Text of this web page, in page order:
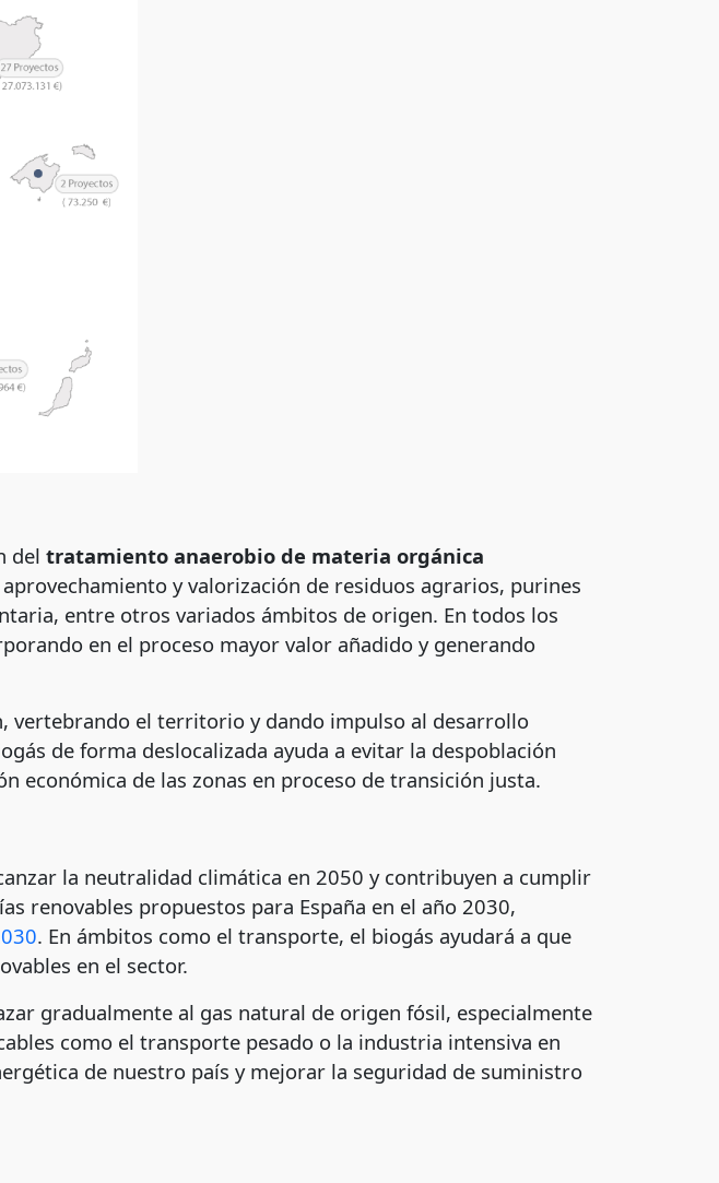
del tratamiento anaerobio de materia orgánica
y valorización de residuos agrarios, purines
entre otros variados ámbitos de origen. En todos los
en el proceso mayor valor añadido y generando
vertebrando el territorio y dando impulso al desarrollo
de forma deslocalizada ayuda a evitar la despoblación
económica de las zonas en proceso de transición justa.
la neutralidad climática en 2050 y contribuyen a cumplir
renovables propuestos para España en el año 2030,
. En ámbitos como el transporte, el biogás ayudará a que
en el sector.
gradualmente al gas natural de origen fósil, especialmente
como el transporte pesado o la industria intensiva en
de nuestro país y mejorar la seguridad de suministro